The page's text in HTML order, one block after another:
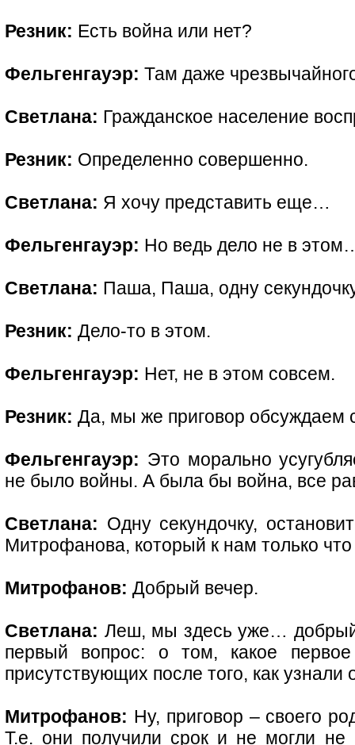
Резник: Есть война или нет?
Фельгенгауэр: Там даже
Светлана: Гражданское население
Резник: Определенно совершенно.
Светлана: Я хочу представить еще…
Фельгенгауэр: Но ведь дело не в
Светлана: Паша, Паша, одну
Резник: Дело-то в этом.
Фельгенгауэр: Нет, не в этом совсем.
Резник: Да, мы же приговор обсуждаем
Фельгенгауэр: Это морально
не было войны. А была бы война, все
Светлана: Одну секундочку,
Митрофанова, который к нам только
Митрофанов: Добрый вечер.
Светлана: Леш, мы здесь уже…
первый вопрос: о том, какое
присутствующих после того, как
Митрофанов: Ну, приговор – своего
Т.е. они получили срок и не могли не